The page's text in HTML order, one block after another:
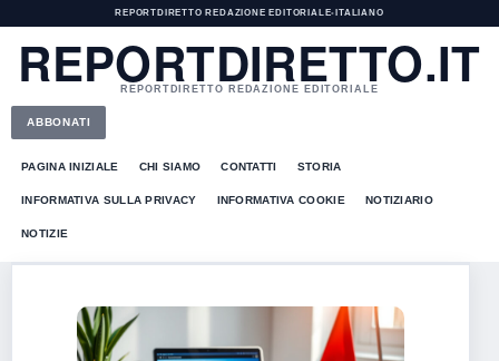
REPORTDIRETTO REDAZIONE EDITORIALE• ITALIANO
REPORTDIRETTO.IT
REPORTDIRETTO REDAZIONE EDITORIALE
ABBONATI
PAGINA INIZIALE CHI SIAMO CONTATTI STORIA
INFORMATIVA SULLA PRIVACY INFORMATIVA COOKIE NOTIZIARIO
NOTIZIE